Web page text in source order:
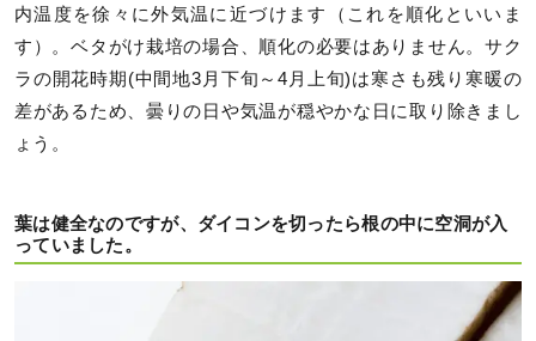
内温度を徐々に外気温に近づけます（これを順化といいま
す）。ベタがけ栽培の場合、順化の必要はありません。サク
ラの開花時期(中間地3月下旬～4月上旬)は寒さも残り寒暖の
差があるため、曇りの日や気温が穏やかな日に取り除きまし
ょう。
葉は健全なのですが、ダイコンを切ったら根の中に空洞が入
っていました。